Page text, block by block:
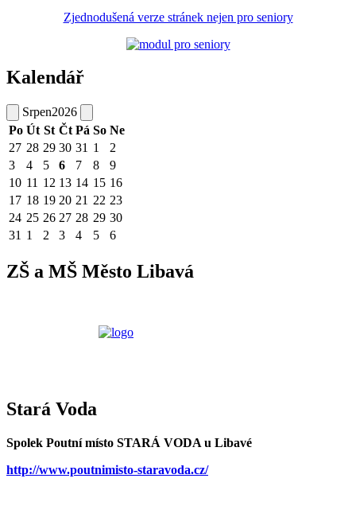
Zjednodušená verze stránek nejen pro seniory
Kalendář
Srpen2026
Po Út St Čt Pá So Ne
27 28 29 30 31 1
2
3
4 5 6 7 8
9
10 11 12 13 14 15 16
17 18 19 20 21 22 23
24 25 26 27 28 29 30
31 1 2 3 4 5 6
ZŠ a MŠ Město Libavá
Stará Voda
Spolek Poutní místo STARÁ VODA u Libavé
http://www.poutnimisto-staravoda.cz/